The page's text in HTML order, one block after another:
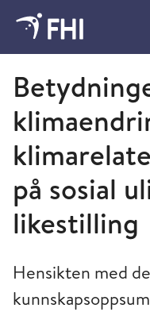
Folkehelseinstituttet
på sosial
likestilling
Hensikten med